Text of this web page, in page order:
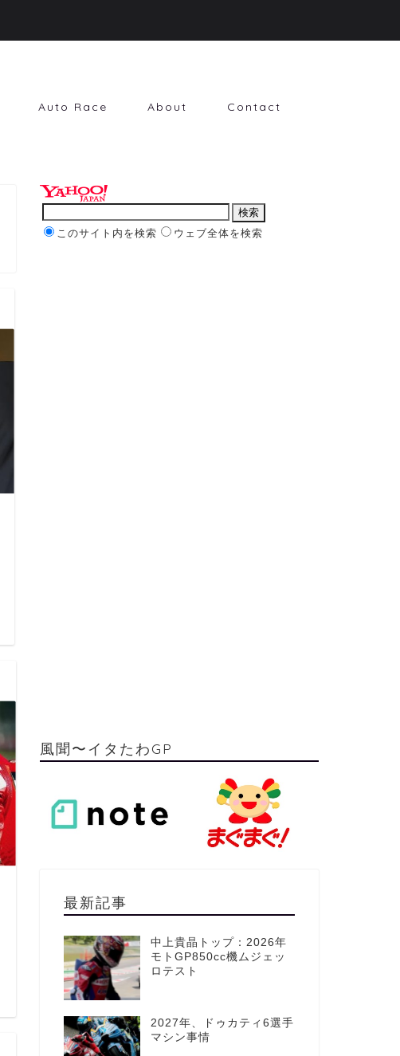
Auto Race About Contact
このサイト内を検索 ウェブ全体を検索
風聞〜イタたわGP
最新記事
中上貴晶トップ：2026年
モトGP850cc機ムジェッ
ロテスト
2027年、ドゥカティ6選手
マシン事情